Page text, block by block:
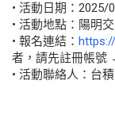
• 活動日期：2025/
• 活動地點：陽明
• 報名連結：
者，請先註冊帳
• 活動聯絡人：台